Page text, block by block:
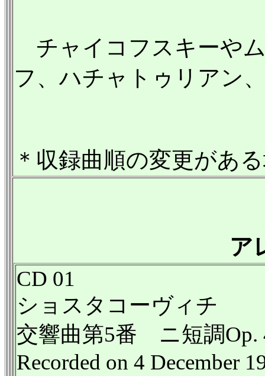
チャイコフスキーや
フ、ハチャトゥリアン
＊収録曲順の変更があ
ア
CD 01
ショスタコーヴィチ
交響曲第5番 ニ短調Op.
Recorded on 4 December